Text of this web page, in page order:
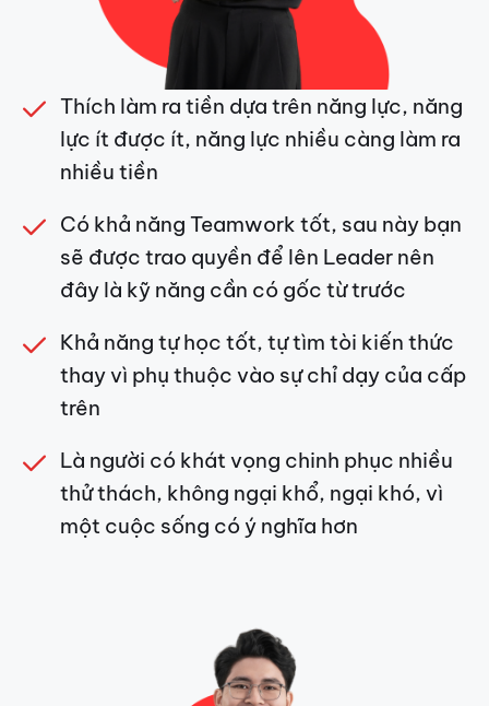
Thích làm ra tiền dựa trên năng lực, năng
lực ít được ít, năng lực nhiều càng làm ra
nhiều tiền
Có khả năng Teamwork tốt, sau này bạn
sẽ được trao quyền để lên Leader nên
đây là kỹ năng cần có gốc từ trước
Khả năng tự học tốt, tự tìm tòi kiến thức
thay vì phụ thuộc vào sự chỉ dạy của cấp
trên
Là người có khát vọng chinh phục nhiều
thử thách, không ngại khổ, ngại khó, vì
một cuộc sống có ý nghĩa hơn